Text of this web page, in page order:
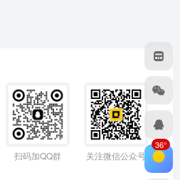
扫码加QQ群 关注微信公众号
36°